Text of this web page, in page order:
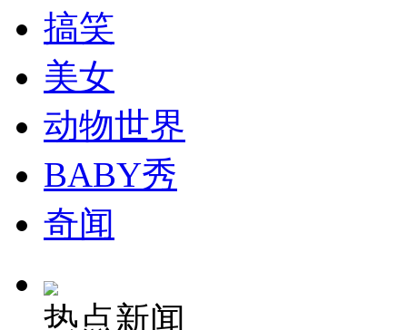
纽约上演“枕头大战”
司机酒驾遇交警 急速倒车逃窜
搞笑
美女
动物世界
BABY秀
奇闻
热点新闻